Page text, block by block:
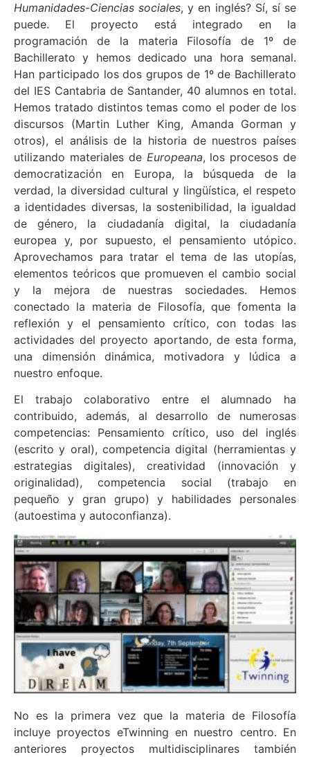
Humanidades-Ciencias sociales, y en inglés? Sí, sí se
puede. El proyecto está integrado en la
programación de la materia Filosofía de 1º de
Bachillerato y hemos dedicado una hora semanal.
Han participado los dos grupos de 1º de Bachillerato
del IES Cantabria de Santander, 40 alumnos en total.
Hemos tratado distintos temas como el poder de los
discursos (Martin Luther King, Amanda Gorman y
otros), el análisis de la historia de nuestros países
utilizando materiales de Europeana, los procesos de
democratización en Europa, la búsqueda de la
verdad, la diversidad cultural y lingüística, el respeto
a identidades diversas, la sostenibilidad, la igualdad
de género, la ciudadanía digital, la ciudadanía
europea y, por supuesto, el pensamiento utópico.
Aprovechamos para tratar el tema de las utopías,
elementos teóricos que promueven el cambio social
y la mejora de nuestras sociedades. Hemos
conectado la materia de Filosofía, que fomenta la
reflexión y el pensamiento crítico, con todas las
actividades del proyecto aportando, de esta forma,
una dimensión dinámica, motivadora y lúdica a
nuestro enfoque.
El trabajo colaborativo entre el alumnado ha
contribuido, además, al desarrollo de numerosas
competencias: Pensamiento crítico, uso del inglés
(escrito y oral), competencia digital (herramientas y
estrategias digitales), creatividad (innovación y
originalidad), competencia social (trabajo en
pequeño y gran grupo) y habilidades personales
(autoestima y autoconfianza).
No es la primera vez que la materia de Filosofía
incluye proyectos eTwinning en nuestro centro. En
anteriores proyectos multidisciplinares también